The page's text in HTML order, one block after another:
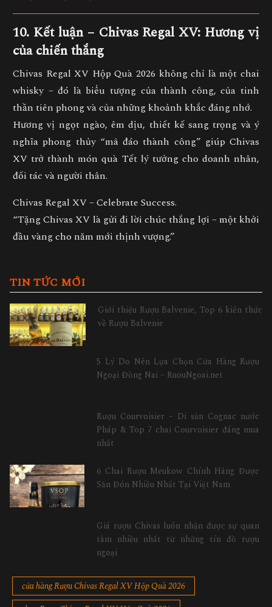
10. Kết luận – Chivas Regal XV: Hương vị
của chiến thắng
Chivas Regal XV Hộp Quà 2026 không chỉ là một chai
whisky – đó là biểu tượng của thành công, của tinh
thần tiên phong và của những khoảnh khắc đáng nhớ.
Hương vị ngọt ngào, êm dịu, thiết kế sang trọng và ý
nghĩa phong thủy “mã đáo thành công” giúp Chivas
XV trở thànhmón quà Tết lý tưởng cho doanh nhân,
đối tác và người thân.
Chivas Regal XV – Celebrate Success.
“Tặng Chivas XV là gửi đi lời chúc thắng lợi – một khởi
đầu vàng cho năm mới thịnh vượng.”
TIN TỨC MỚI
Giới thiệu Rượu Balvenie, Top 6 kiến thức
về Rượu Balvenie
5 Lý Do Nên Lựa Chọn Cửa Hàng Rượu
Ngoại Đồng Nai – RuouNgoai.net
Rượu Courvoisier – Di sản Cognac nước
Pháp & Top 7 chai Courvoisier đáng mua
nhất
6 Chai Rượu Meukow Chính Hãng Được
Săn Đón Nhiều Nhất Tại Việt Nam
Giá rượu Chivas luôn nhận được sự quan
tâm nhiều nhất từ những tín đồ rượu
ngoại
cửa hàng Rượu Chivas Regal XV Hộp Quà 2026